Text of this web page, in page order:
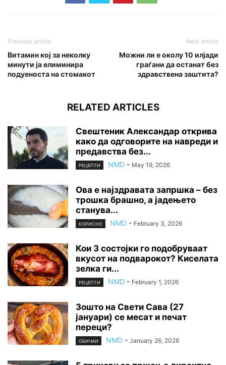
Previous article
Витамин кој за неколку
минути ја елиминира
подуеноста на стомакот
Next article
Можни ли е околу 10 илјади
граѓани да останат без
здравствена заштита?
RELATED ARTICLES
Свештеник Александар открива
како да одговорите на навреди и
предавства без...
РЕЦЕПТИ NMD - May 19, 2026
Ова е најздравата запршка – без
трошка брашно, а јадењето
станува...
КОРИСНО NMD - February 3, 2026
Кои 3 состојки го подобруваат
вкусот на подварокот? Киселата
зелка ги...
РЕЦЕПТИ NMD - February 1, 2026
Зошто на Свети Сава (27
јануари) се месат и печат
переци?
ОБИЧАИ NMD - January 26, 2026